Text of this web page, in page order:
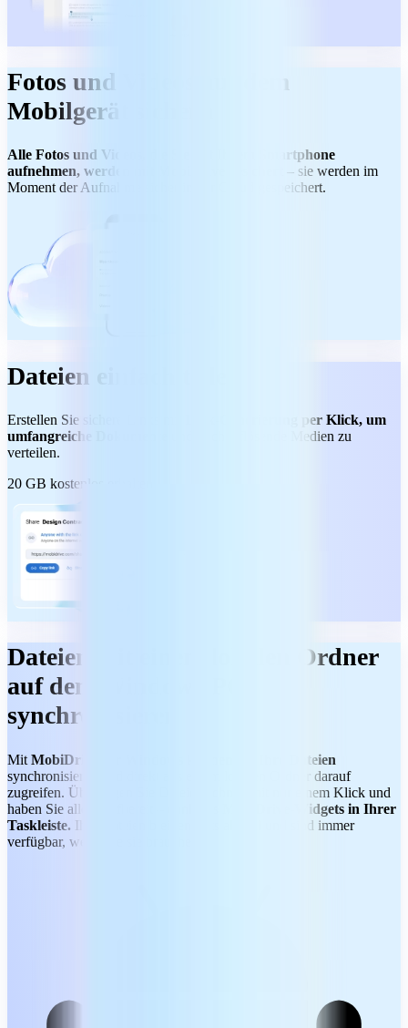
Fotos und Videos auf dem
Mobilgerät sichern
Alle Fotos und Videos, die Sie mit Ihrem Smartphone
aufnehmen, werden mit MobiDrive gesichert – sie werden im
Moment der Aufnahme sicher in der Cloud gespeichert.
Dateien einfach teilen
Erstellen Sie sichere Links mit
Link-Generierung per Klick, um
umfangreiche Dokumente
und hochauflösende Medien zu
verteilen.
20 GB kostenlos erhalten
Dateien mit einem lokalen Ordner
auf dem Windows-PC
synchronisieren
Mit MobiDrive für Windows können Sie Ihre Dateien
synchronisieren und direkt aus einem lokalen Ordner darauf
zugreifen. Übertragen Sie Dateien schnell mit nur einem Klick und
haben Sie alles griffbereit – dank des
MobiDrive-Widgets in Ihrer
Taskleiste. Ihre Dateien bleiben stets aktuell und sind immer
verfügbar, wenn Sie sie brauchen.